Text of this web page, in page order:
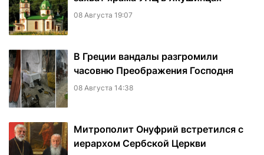
08 Августа 19:07
В Греции вандалы разгромили
часовню Преображения Господня
08 Августа 14:38
Митрополит Онуфрий встретился с
иерархом Сербской Церкви